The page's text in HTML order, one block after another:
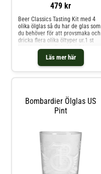
479 kr
Läs mer här
Beer Classics Tasting Kit med 4
olika ölglas så du har de glas som
du behöver för att provsmaka och
dricka flera olika öltyper ur.1 st
Ipa-glas (India Pale Ale) 54
clHöjd: 18.6 cmØ 8,2 cm1 st Tulip
ölglas 44 clHöjd: 15,5 cmØ 9 cm1
st Lagerölsglas 56 clHöjd: 18 cmØ
Bombardier Ölglas US
Pint